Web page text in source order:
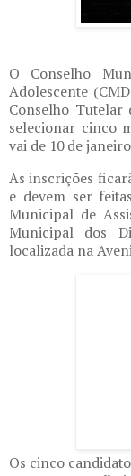
O Conselho
Adolescente
Conselho Tutelar
selecionar cinco
vai de 10 de
As inscrições
e devem ser
Municipal de
Municipal dos
localizada na
Os cinco